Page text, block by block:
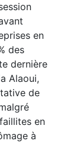
en
des
dernière
Alaoui,
de
en
à